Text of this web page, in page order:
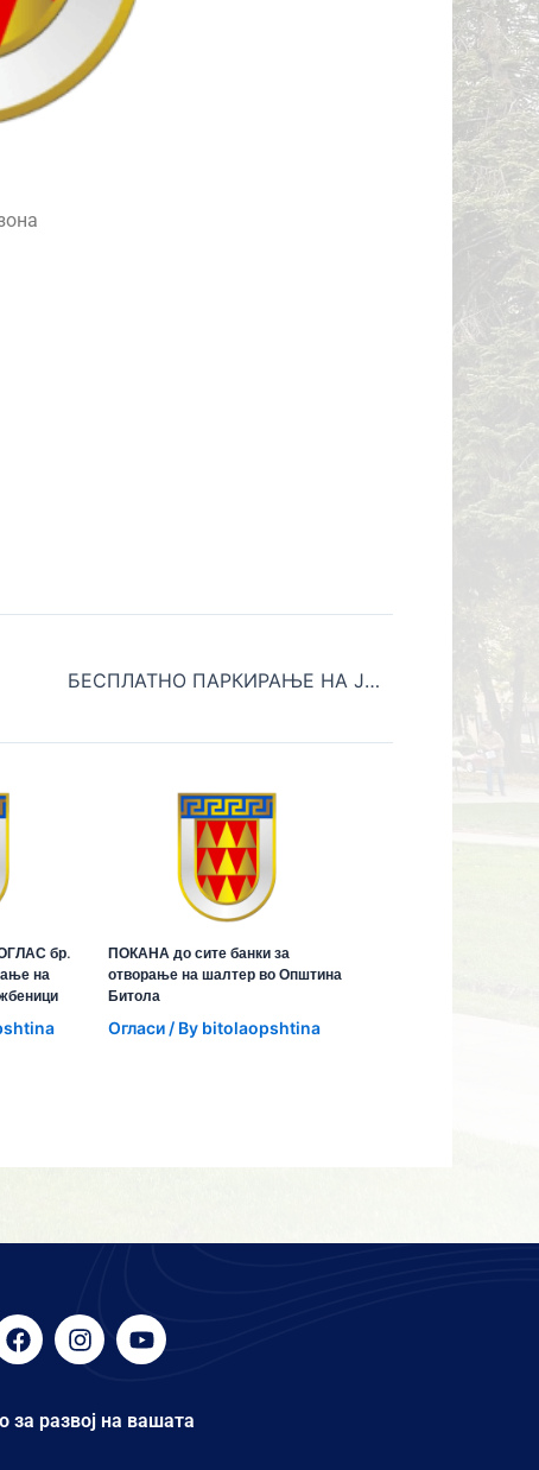
БЕСПЛАТНО ПАРКИРАЊЕ НА ЈАВНИТЕ ПАРКИРАЛИШТА ЗА ЛИЦА СО АУТИСТИЧЕН СПЕКТАР
бр.
на
ПОКАНА до сите банки за
отворање на шалтер во Општина
Битола
Огласи / By bitolaopshtina
F
a
b
I
n
a
Y
o
u
за развој на вашата